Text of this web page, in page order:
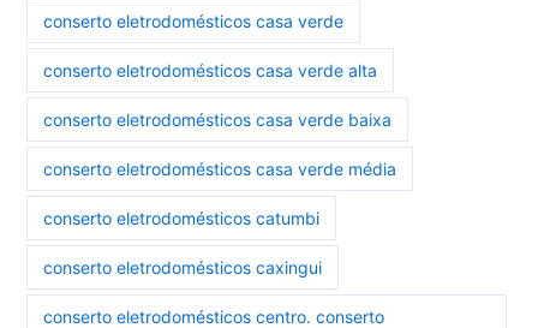
conserto eletrodomésticos casa verde
conserto eletrodomésticos casa verde alta
conserto eletrodomésticos casa verde baixa
conserto eletrodomésticos casa verde média
conserto eletrodomésticos catumbi
conserto eletrodomésticos caxingui
conserto eletrodomésticos centro. conserto